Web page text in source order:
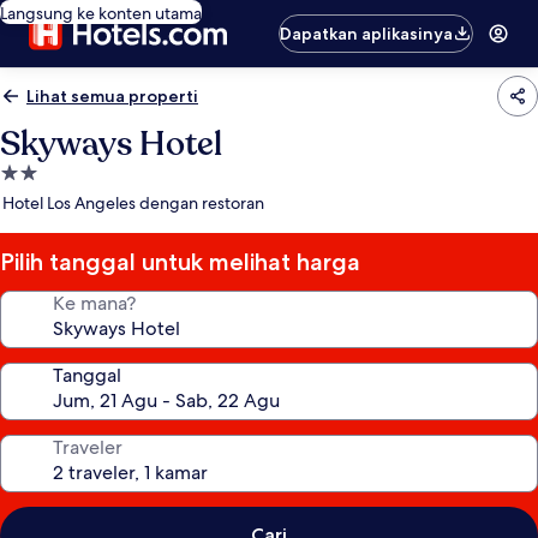
Langsung ke konten utama
Dapatkan aplikasinya
Lihat semua properti
Skyways Hotel
Properti
bintang
Hotel Los Angeles dengan restoran
Pilih tanggal untuk melihat harga
Ke mana?
Tanggal
Traveler